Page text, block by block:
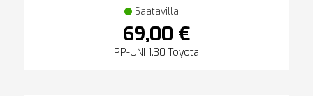
Saatavilla
69,00 €
PP-UNI 1.30 Toyota